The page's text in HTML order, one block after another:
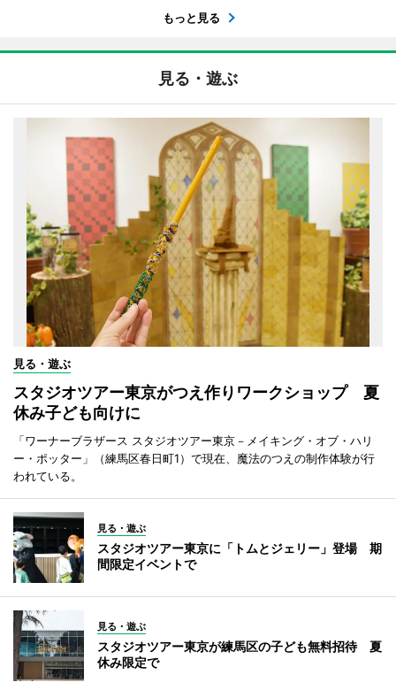
もっと見る
見る・遊ぶ
見る・遊ぶ
スタジオツアー東京がつえ作りワークショップ 夏
休み子ども向けに
「ワーナーブラザース スタジオツアー東京－メイキング・オブ・ハリ
ー・ポッター」（練馬区春日町1）で現在、魔法のつえの制作体験が行
われている。
見る・遊ぶ
スタジオツアー東京に「トムとジェリー」登場 期
間限定イベントで
見る・遊ぶ
スタジオツアー東京が練馬区の子ども無料招待 夏
休み限定で